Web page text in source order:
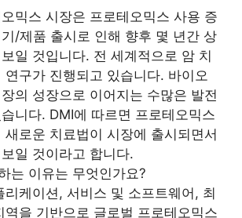
믹스 시장은 프로테오믹스 사용 증
/제품 출시로 인해 향후 몇 년간 상
일 것입니다. 전 세계적으로 암 치
연구가 진행되고 있습니다. 바이오
의 성장으로 이어지는 수많은 발전
니다. DMI에 따르면 프로테오믹스
로운 치료법이 시장에 출시되면서
일 것이라고 합니다.
는 이유는 무엇인가요?
리케이션, 서비스 및 소프트웨어, 최
역을 기반으로 글로벌 프로테오믹스